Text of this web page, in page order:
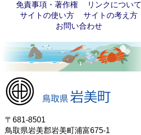
免責事項・著作権
リンクについて
サイトの使い方
サイトの考え方
お問い合わせ
〒681-8501
鳥取県岩美郡岩美町浦富675-1